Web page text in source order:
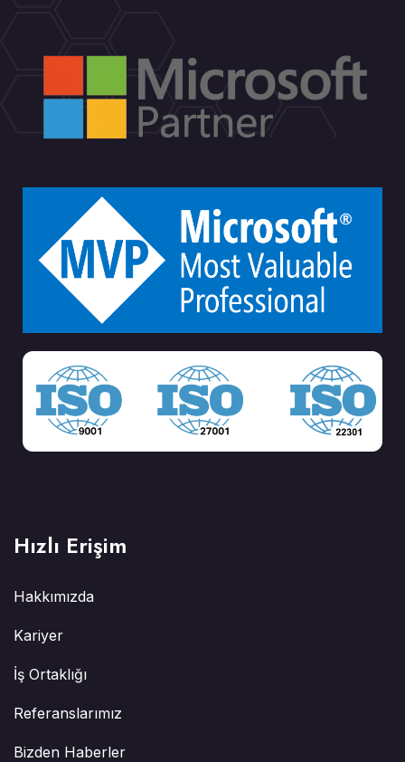
Hızlı Erişim
Hakkımızda
Kariyer
İş Ortaklığı
Referanslarımız
Bizden Haberler